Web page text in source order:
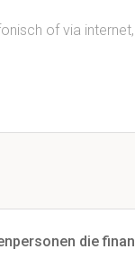
of via
die